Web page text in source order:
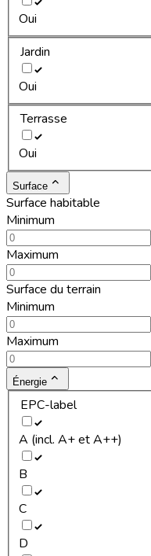
Oui
Jardin
Oui
Terrasse
Oui
Surface
Surface habitable
Minimum
Maximum
Surface du terrain
Minimum
Maximum
Énergie
EPC-label
A (incl. A+ et A++)
B
C
D